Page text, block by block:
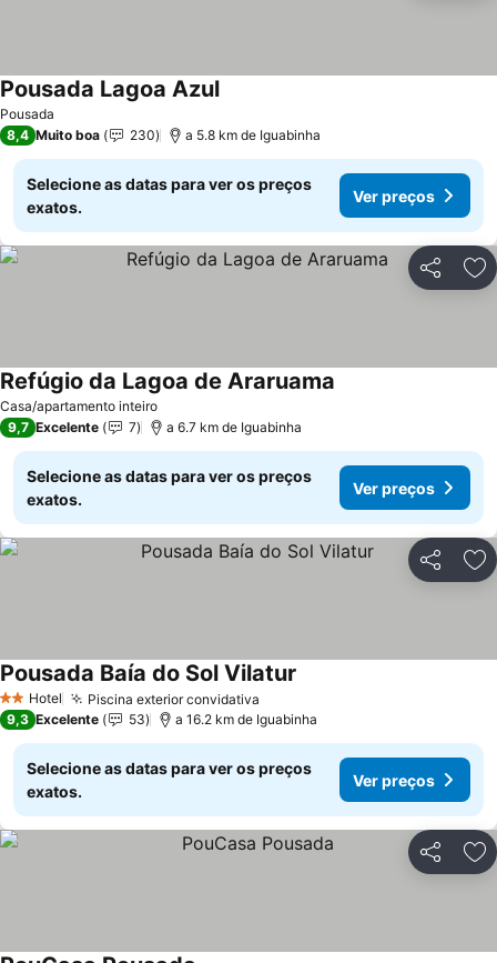
Pousada
Pousada Lagoa Azul
8,4 Muito boa 230 a 5.8 km de Iguabinha
Selecione as datas para ver os preços
exatos.
Ver preços
Partilhar
Casa/apartamento inteiro
Refúgio da Lagoa de Araruama
9,7 Excelente 7 a 6.7 km de Iguabinha
Selecione as datas para ver os preços
exatos.
Ver preços
Partilhar
2 Estrelas
Hotel Piscina exterior convidativa
Pousada Baía do Sol Vilatur
9,3 Excelente 53 a 16.2 km de Iguabinha
Selecione as datas para ver os preços
exatos.
Ver preços
Partilhar